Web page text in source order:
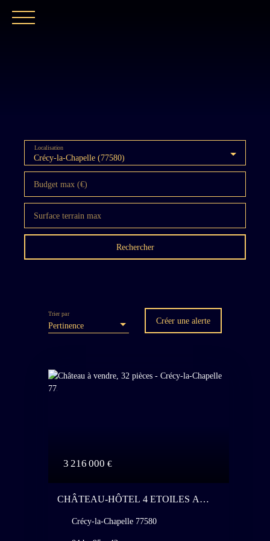
Crécy-la-Chapelle (77580)
Localisation
Budget max (€)
Surface terrain max
Rechercher
Pertinence
Trier par
Créer une alerte
3 216 000 €
CHÂTEAU-HÔTEL 4 ETOILES A
AVEC OPTION
Crécy-la-Chapelle 77580